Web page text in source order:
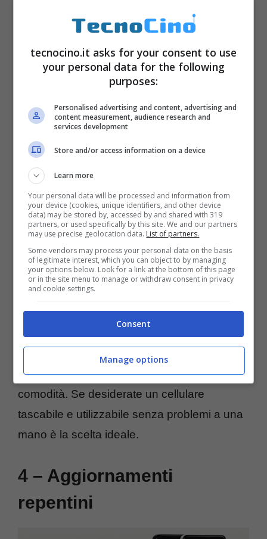
3 – Dimensioni perfette
Ladiagonale dello schermo di Pixel 2 è da
5 pollici
sfocia nel phablet e rimane in una categoria
che sposa alla perfezione portabilità e
comodità. Se desiderate un cellulare
tascabile e utilizzabile senza problemi a una
mano è la scelta ideale.
4 – Aggiornamenti
repentini
tecnocino.it asks for your consent to use
your personal data for the following
purposes:
Personalised advertising and content, advertising and
content measurement, audience research and
services development
Store and/or access information on a device
Learn more
Your personal data will be processed and information from
your device (cookies, unique identifiers, and other device
data) may be stored by, accessed by and shared with 319
partners, or used specifically by this site. We and our partners
may use precise geolocation data. List of partners.
Some vendors may process your personal data on the basis
of legitimate interest, which you can object to by managing
your options below. Look for a link at the bottom of this page
or in the site menu to manage or withdraw consent in privacy
and cookie settings.
Consent
Manage options